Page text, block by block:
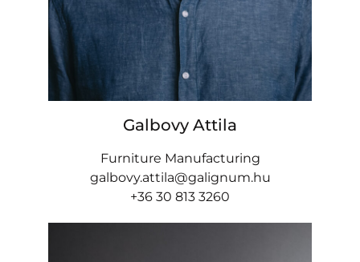
Galbovy Attila
Furniture Manufacturing
galbovy.attila@galignum.hu
+36 30 813 3260